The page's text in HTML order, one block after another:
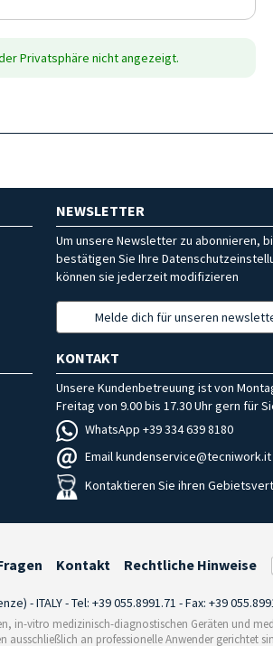
Privatsphäre nicht angezeigt.
NEWSLETTER
Um unsere Newsletter zu abonnieren,
bestätigen Sie Ihre
können sie jederzeit modifizieren
Melde dich für unseren
KONTAKT
Unsere Kundenbetreuung ist von
Freitag von 9.00 bis 17.30 Uhr gern für
WhatsApp +39 334 639 8180
Email kundenservice@tecniwork.it
Kontaktieren Sie ihren
Kontakt Rechtliche Hinweise
- ITALY - Tel: +39 055.8991.71 - Fax: +39
in-vitro medizinisch-diagnostischen Geräten und
ausschließlich an professionelle Anwender gerichtet